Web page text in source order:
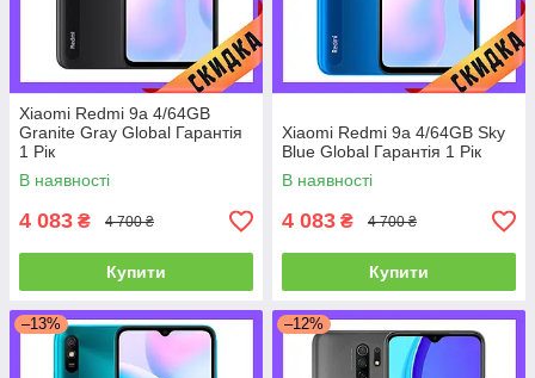
Xiaomi Redmi 9a 4/64GB
Granite Gray Global Гарантія
1 Рік
В наявності
4 083 ₴ 4 700 ₴
Купити
Xiaomi Redmi 9a 4/64GB Sky
Blue Global Гарантія 1 Рік
В наявності
4 083 ₴ 4 700 ₴
Купити
–13% –12%